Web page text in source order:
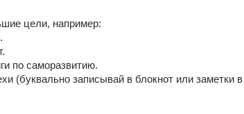
цели, например:
по саморазвитию.
(буквально записывай в блокнот или заметки в